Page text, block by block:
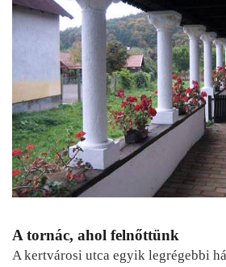
A tornác, ahol felnőttünk
A kertvárosi utca egyik legrégebbi